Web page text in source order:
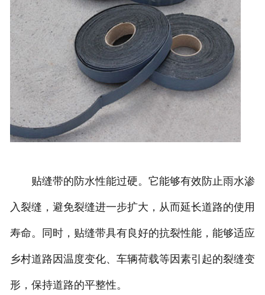
贴缝带的防水性能过硬。它能够有效防止雨水渗
入裂缝，避免裂缝进一步扩大，从而延长道路的使用
寿命。同时，贴缝带具有良好的抗裂性能，能够适应
乡村道路因温度变化、车辆荷载等因素引起的裂缝变
形，保持道路的平整性。